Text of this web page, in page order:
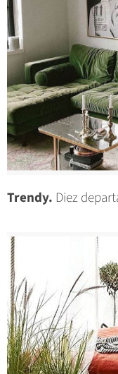
Trendy. Diez